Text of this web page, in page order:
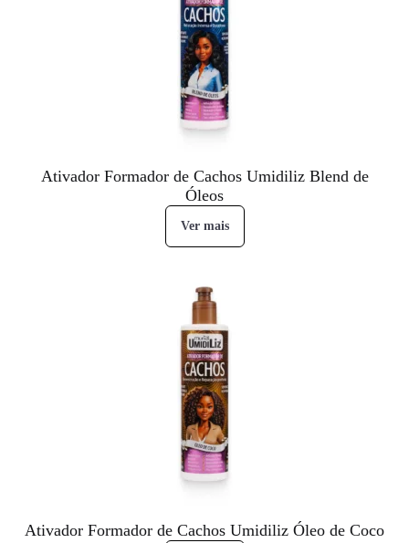
Ativador Formador de Cachos Umidiliz Blend de
Óleos
Ver mais
Ativador Formador de Cachos Umidiliz Óleo de Coco